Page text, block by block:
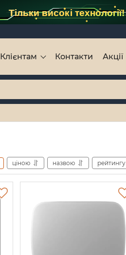
Тільки високі технології!
Клієнтам Контакти Акції
ціною назвою рейтингу